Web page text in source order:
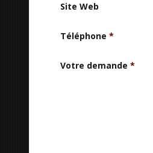
Site Web
Téléphone *
Votre demande *